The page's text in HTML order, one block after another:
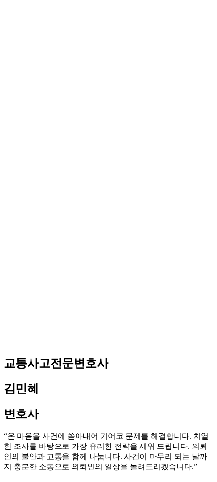
교통사고전문변호사
김민혜
변호사
“온 마음을 사건에 쏟아내어 기어코 문제를 해결합니다. 치열
한 조사를 바탕으로 가장 유리한 전략을 세워 드립니다. 의뢰
인의 불안과 고통을 함께 나눕니다. 사건이 마무리 되는 날까
지 충분한 소통으로 의뢰인의 일상을 돌려드리겠습니다.”